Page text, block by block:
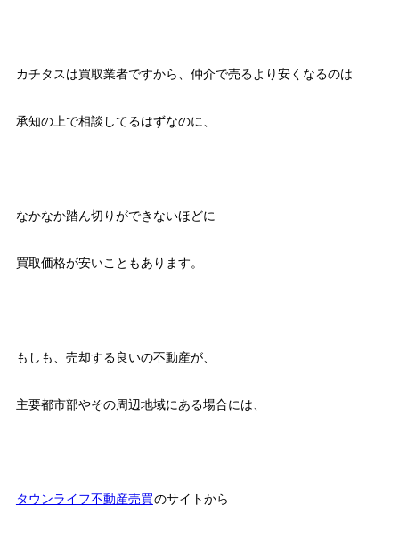
カチタスは買取業者ですから、仲介で売るより安くなるのは
承知の上で相談してるはずなのに、
なかなか踏ん切りができないほどに
買取価格が安いこともあります。
もしも、売却する良いの不動産が、
主要都市部やその周辺地域にある場合には、
タウンライフ不動産売買のサイトから